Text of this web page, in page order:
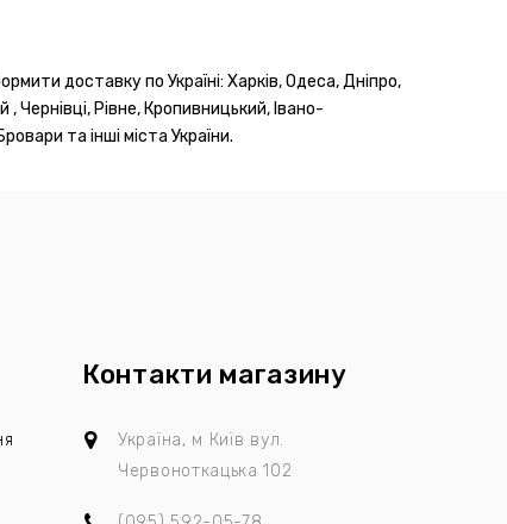
доставку по Україні: Харків, Одеса, Дніпро,
Чернівці, Рівне, Кропивницький, Івано-
та інші міста України.
Контакти магазину
Україна, м Київ вул.
Червоноткацька 102